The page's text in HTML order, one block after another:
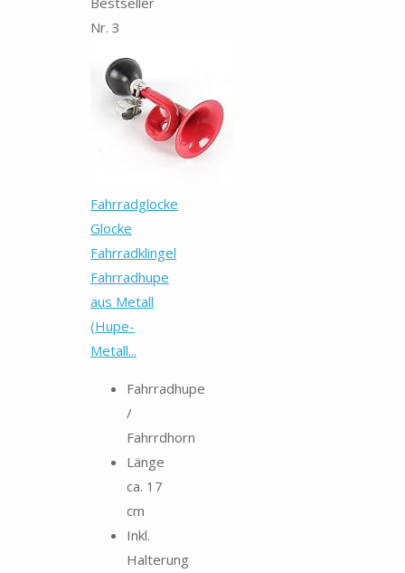
Nr. 3
Fahrradglocke
Glocke
Fahrradklingel
Fahrradhupe
aus Metall
(Hupe-
Metall...
Fahrradhupe
/
Fahrrdhorn
Länge
ca. 17
cm
Inkl.
Halterung